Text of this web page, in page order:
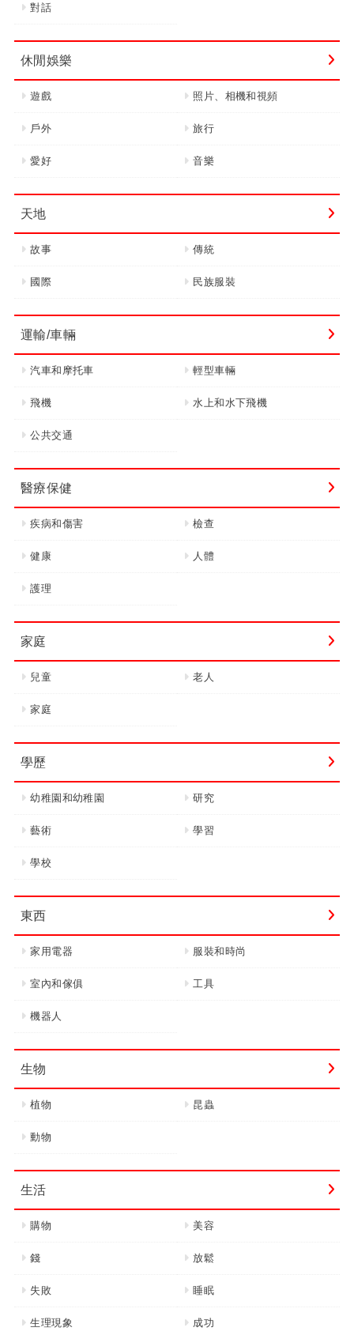
對話
休閒娛樂
遊戲 照片、相機和視頻
戶外 旅行
愛好 音樂
天地
故事 傳統
國際 民族服裝
運輸/車輛
汽車和摩托車 輕型車輛
飛機 水上和水下飛機
公共交通
醫療保健
疾病和傷害 檢查
健康 人體
護理
家庭
兒童 老人
家庭
學歷
幼稚園和幼稚園 研究
藝術 學習
學校
東西
家用電器 服裝和時尚
室內和傢俱 工具
機器人
生物
植物 昆蟲
動物
生活
購物 美容
錢 放鬆
失敗 睡眠
生理現象 成功